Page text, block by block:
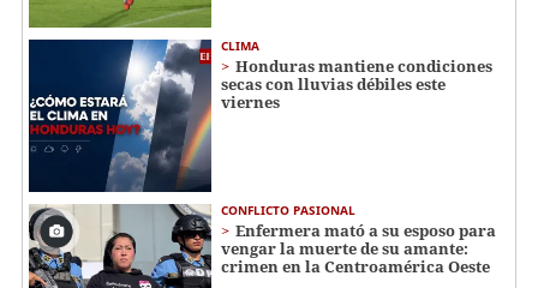
CLIMA
Honduras mantiene condiciones
secas con lluvias débiles este
viernes
CONFLICTO PASIONAL
Enfermera mató a su esposo para
vengar la muerte de su amante:
crimen en la Centroamérica Oeste